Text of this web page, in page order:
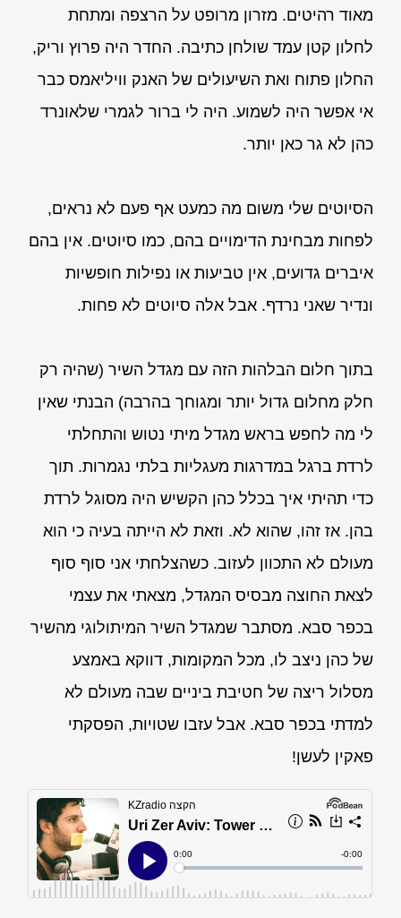
מאוד רהיטים. מזרון מרופט על הרצפה ומתחת
לחלון קטן עמד שולחן כתיבה. החדר היה פרוץ וריק,
החלון פתוח ואת השיעולים של האנק וויליאמס כבר
אי אפשר היה לשמוע. היה לי ברור לגמרי שלאונרד
כהן לא גר כאן יותר.
הסיוטים שלי משום מה כמעט אף פעם לא נראים,
לפחות מבחינת הדימויים בהם, כמו סיוטים. אין בהם
איברים גדועים, אין טביעות או נפילות חופשיות
ונדיר שאני נרדף. אבל אלה סיוטים לא פחות.
בתוך חלום הבלהות הזה עם מגדל השיר (שהיה רק
חלק מחלום גדול יותר ומגוחך בהרבה) הבנתי שאין
לי מה לחפש בראש מגדל מיתי נטוש והתחלתי
לרדת ברגל במדרגות מעגליות בלתי נגמרות. תוך
כדי תהיתי איך בכלל כהן הקשיש היה מסוגל לרדת
בהן. אז זהו, שהוא לא. וזאת לא הייתה בעיה כי הוא
מעולם לא התכוון לעזוב. כשהצלחתי אני סוף סוף
לצאת החוצה מבסיס המגדל, מצאתי את עצמי
בכפר סבא. מסתבר שמגדל השיר המיתולוגי מהשיר
של כהן ניצב לו, מכל המקומות, דווקא באמצע
מסלול ריצה של חטיבת ביניים שבה מעולם לא
למדתי בכפר סבא. אבל עזבו שטויות, הפסקתי
פאקין לעשן!